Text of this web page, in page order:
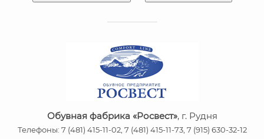
Обувная фабрика «Росвест», г. Рудня
Телефоны: 7 (481) 415-11-02, 7 (481) 415-11-73, 7 (915) 630-32-12